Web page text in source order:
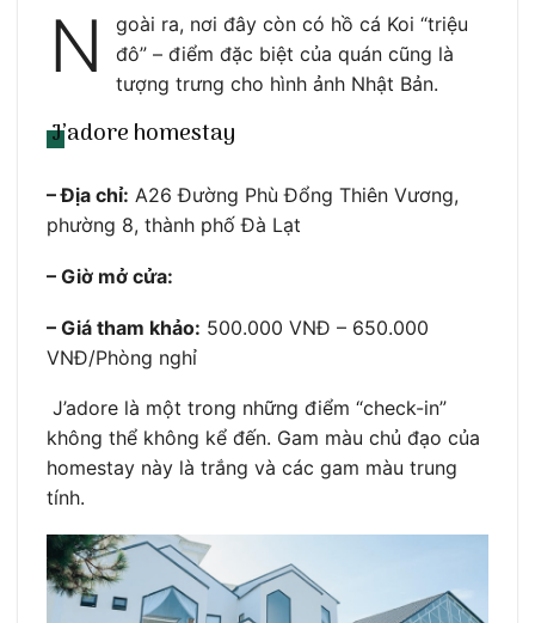
N
goài ra, nơi đây còn có hồ cá Koi “triệu
đô” – điểm đặc biệt của quán cũng là
tượng trưng cho hình ảnh Nhật Bản.
J’adore homestay
– Địa chỉ: A26 Đường Phù Đổng Thiên Vương,
phường 8, thành phố Đà Lạt
– Giờ mở cửa:
– Giá tham khảo: 500.000 VNĐ – 650.000
VNĐ/Phòng nghỉ
J’adore là một trong những điểm “check-in”
không thể không kể đến. Gam màu chủ đạo của
homestay này là trắng và các gam màu trung
tính.